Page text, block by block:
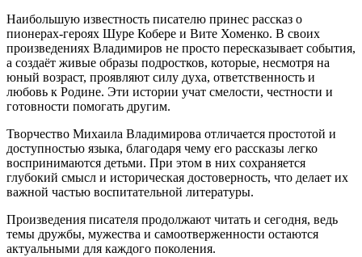
Наибольшую известность писателю принес рассказ о
пионерах-героях Шуре Кобере и Вите Хоменко. В своих
произведениях Владимиров не просто пересказывает события,
а создаёт живые образы подростков, которые, несмотря на
юный возраст, проявляют силу духа, ответственность и
любовь к Родине. Эти истории учат смелости, честности и
готовности помогать другим.
Творчество Михаила Владимирова отличается простотой и
доступностью языка, благодаря чему его рассказы легко
воспринимаются детьми. При этом в них сохраняется
глубокий смысл и историческая достоверность, что делает их
важной частью воспитательной литературы.
Произведения писателя продолжают читать и сегодня, ведь
темы дружбы, мужества и самоотверженности остаются
актуальными для каждого поколения.